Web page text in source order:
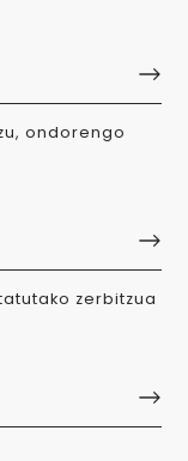
ondorengo
zerbitzua